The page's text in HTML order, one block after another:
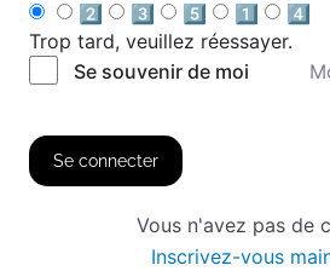
2️⃣
3️⃣ 5️⃣ 1️⃣
4️⃣
Trop tard, veuillez réessayer.
Se souvenir de moi
Se connecter
Vous n'avez pas de
Inscrivez-vous